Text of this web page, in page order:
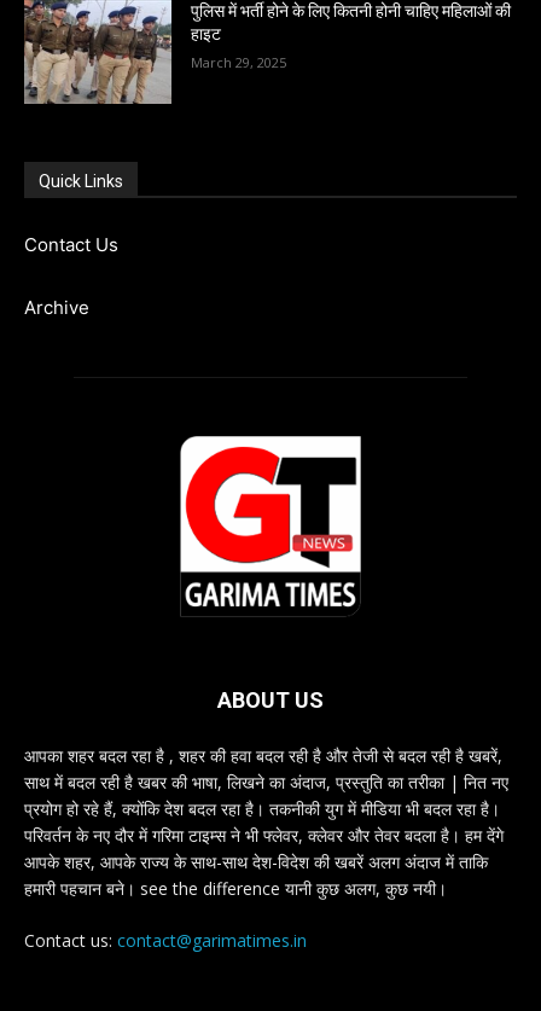
पुलिस में भर्ती होने के लिए कितनी होनी चाहिए महिलाओं की
हाइट
March 29, 2025
Quick Links
Contact Us
Archive
ABOUT US
आपका शहर बदल रहा है , शहर की हवा बदल रही है और तेजी से बदल रही है खबरें,
साथ में बदल रही है खबर की भाषा, लिखने का अंदाज, प्रस्तुति का तरीका | नित नए
प्रयोग हो रहे हैं, क्योंकि देश बदल रहा है। तकनीकी युग में मीडिया भी बदल रहा है।
परिवर्तन के नए दौर में गरिमा टाइम्स ने भी फ्लेवर, क्लेवर और तेवर बदला है। हम देंगे
आपके शहर, आपके राज्य के साथ-साथ देश-विदेश की खबरें अलग अंदाज में ताकि
हमारी पहचान बने। see the difference यानी कुछ अलग, कुछ नयी।
Contact us: contact@garimatimes.in